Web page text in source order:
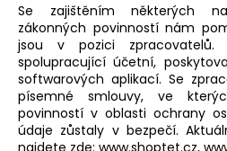
Se zajištěním některých
zákonných povinností nám
jsou v pozici
spolupracující účetní,
softwarových aplikací. Se
písemné smlouvy, ve
povinností v oblasti ochrany
údaje zůstaly v bezpečí.
najdete zde: www.shoptet.cz,